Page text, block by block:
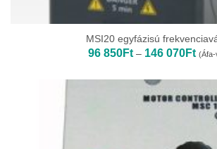
MSI20 egyfázisú
96 850Ft – 146 070Ft
96
-
(Áfa-